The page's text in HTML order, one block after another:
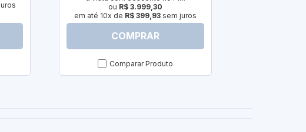
ou R$ 3.999,30
em até 10x de R$ 399,93 sem juros
COMPRAR
Comparar Produto